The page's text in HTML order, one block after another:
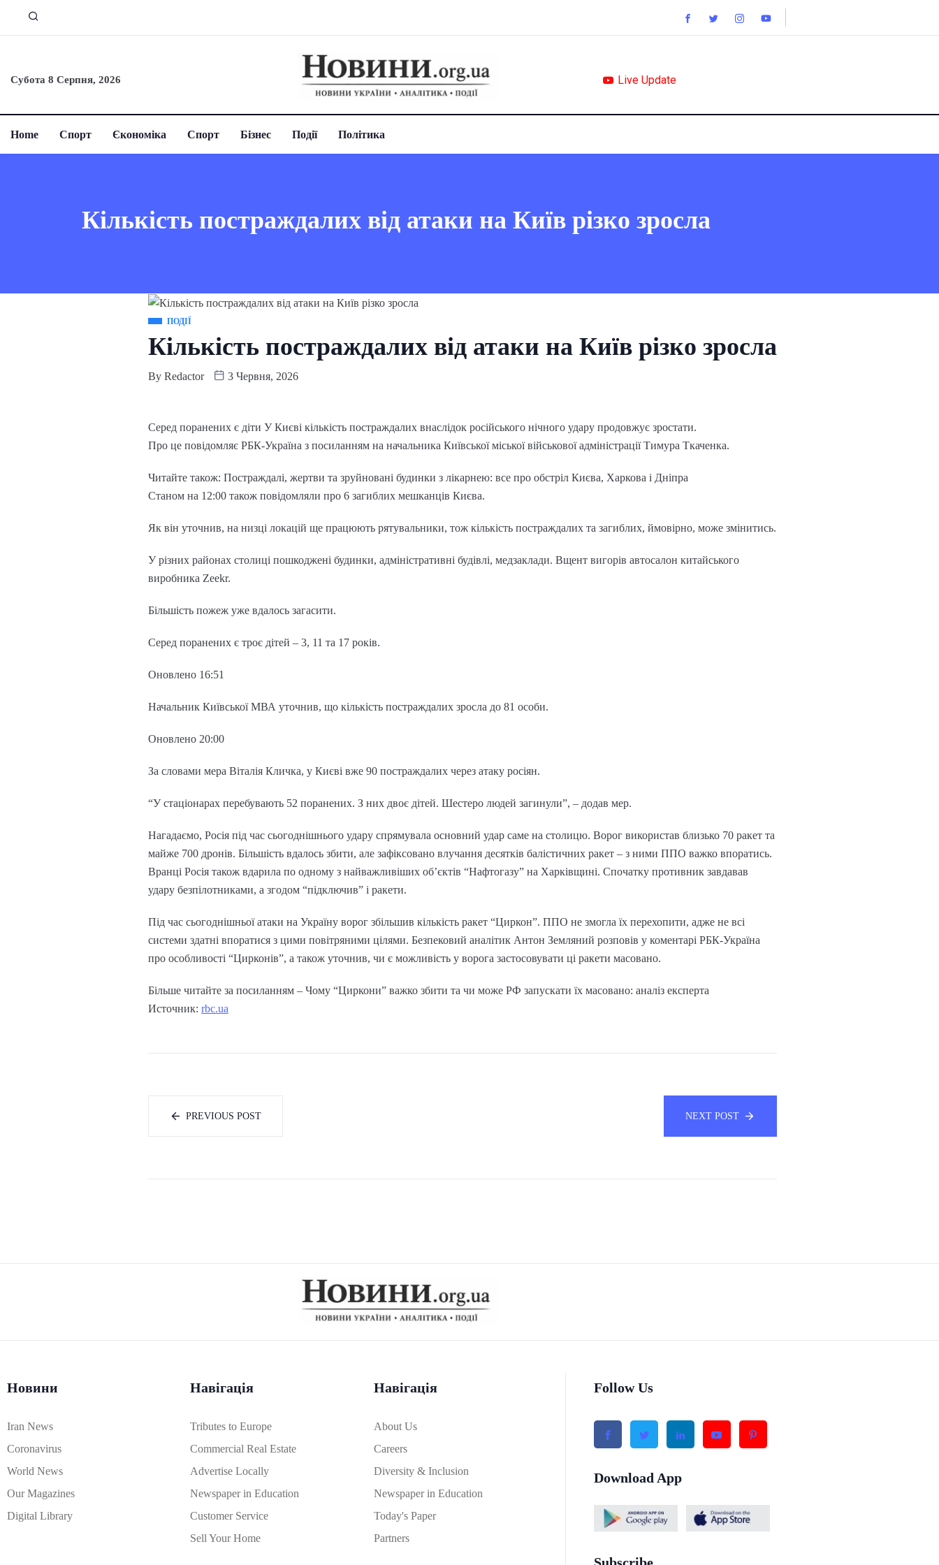
Субота 8 Серпня, 2026 Live Update
Home Спорт Єкономіка Спорт Бізнес Події Політика
Кількість постраждалих від атаки на Київ різко зросла
ПОДІЇ
Кількість постраждалих від атаки на Київ різко зросла
By Redactor 3 Червня, 2026
Серед поранених є діти У Києві кількість постраждалих внаслідок російського нічного удару продовжує зростати.
Про це повідомляє РБК-Україна з посиланням на начальника Київської міської військової адміністрації Тимура Ткаченка.
Читайте також: Постраждалі, жертви та зруйновані будинки з лікарнею: все про обстріл Києва, Харкова і Дніпра
Станом на 12:00 також повідомляли про 6 загиблих мешканців Києва.
Як він уточнив, на низці локацій ще працюють рятувальники, тож кількість постраждалих та загиблих, ймовірно, може змінитись.
У різних районах столиці пошкоджені будинки, адміністративні будівлі, медзаклади. Вщент вигорів автосалон китайського
виробника Zeekr.
Більшість пожеж уже вдалось загасити.
Серед поранених є троє дітей – 3, 11 та 17 років.
Оновлено 16:51
Начальник Київської МВА уточнив, що кількість постраждалих зросла до 81 особи.
Оновлено 20:00
За словами мера Віталія Кличка, у Києві вже 90 постраждалих через атаку росіян.
“У стаціонарах перебувають 52 поранених. З них двоє дітей. Шестеро людей загинули”, – додав мер.
Нагадаємо, Росія під час сьогоднішнього удару спрямувала основний удар саме на столицю. Ворог використав близько 70 ракет та
майже 700 дронів. Більшість вдалось збити, але зафіксовано влучання десятків балістичних ракет – з ними ППО важко впоратись.
Вранці Росія також вдарила по одному з найважливіших об’єктів “Нафтогазу” на Харківщині. Спочатку противник завдавав
удару безпілотниками, а згодом “підключив” і ракети.
Під час сьогоднішньої атаки на Україну ворог збільшив кількість ракет “Циркон”. ППО не змогла їх перехопити, адже не всі
системи здатні впоратися з цими повітряними цілями. Безпековий аналітик Антон Земляний розповів у коментарі РБК-Україна
про особливості “Цирконів”, а також уточнив, чи є можливість у ворога застосовувати ці ракети масовано.
Більше читайте за посиланням – Чому “Циркони” важко збити та чи може РФ запускати їх масовано: аналіз експерта
Источник: rbc.ua
PREVIOUS POST NEXT POST
Новини
Iran News
Coronavirus
World News
Our Magazines
Digital Library
Навігація
Tributes to Europe
Commercial Real Estate
Advertise Locally
Newspaper in Education
Customer Service
Sell Your Home
Навігація
About Us
Careers
Diversity & Inclusion
Newspaper in Education
Today's Paper
Partners
Follow Us
Download App